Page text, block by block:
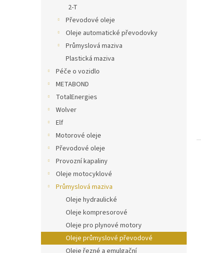
2-T
Převodové oleje
Oleje automatické převodovky
Průmyslová maziva
Plastická maziva
Péče o vozidlo
METABOND
TotalEnergies
Wolver
Elf
Motorové oleje
Převodové oleje
Provozní kapaliny
Oleje motocyklové
Průmyslová maziva
Oleje hydraulické
Oleje kompresorové
Oleje pro plynové motory
Oleje průmyslové převodové
Oleje řezné a emulgační